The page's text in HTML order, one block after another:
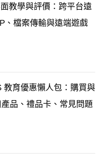
教學與評價：跨平台遠
、檔案傳輸與遠端遊戲
教育優惠懶人包：購買與
品、禮品卡、常見問題